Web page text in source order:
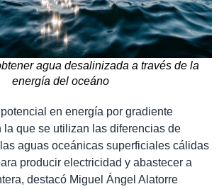
agua desalinizada a través de la
energía del oceáno
en energía por gradiente
la que se utilizan las diferencias de
aguas oceánicas superficiales cálidas
producir electricidad y abastecer a
destacó Miguel Ángel Alatorre